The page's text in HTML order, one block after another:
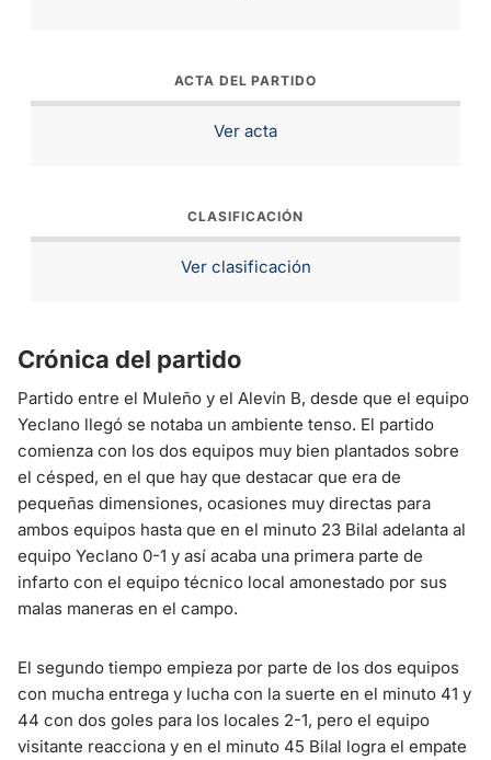
ACTA DEL PARTIDO
Ver acta
CLASIFICACIÓN
Ver clasificación
Crónica del partido
Partido entre el Muleño y el Alevín B, desde que el equipo
Yeclano llegó se notaba un ambiente tenso. El partido
comienza con los dos equipos muy bien plantados sobre
el césped, en el que hay que destacar que era de
pequeñas dimensiones, ocasiones muy directas para
ambos equipos hasta que en el minuto 23 Bilal adelanta al
equipo Yeclano 0-1 y así acaba una primera parte de
infarto con el equipo técnico local amonestado por sus
malas maneras en el campo.
El segundo tiempo empieza por parte de los dos equipos
con mucha entrega y lucha con la suerte en el minuto 41 y
44 con dos goles para los locales 2-1, pero el equipo
visitante reacciona y en el minuto 45 Bilal logra el empate